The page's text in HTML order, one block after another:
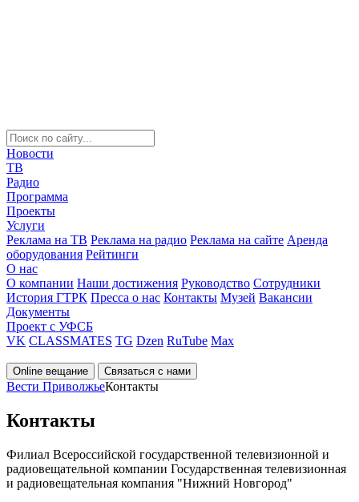
Новости
ТВ
Радио
Программа
Проекты
Услуги
Реклама на ТВ Реклама на радио Реклама на сайте Аренда
оборудования Рейтинги
О нас
О компании Наши достижения Руководство Сотрудники
История ГТРК Пресса о нас Контакты Музей Вакансии
Документы
Проект с УФСБ
VK CLASSMATES TG Dzen RuTube Max
Online вещание Связаться с нами
Вести ПриволжьеКонтакты
Контакты
Филиал Всероссийской государственной телевизионной и
радиовещательной компании Государственная телевизионная
и радиовещательная компания "Нижний Новгород"